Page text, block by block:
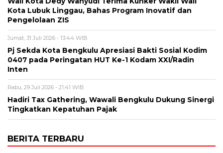
Kota Lubuk Linggau, Bahas Program Inovatif dan
Pengelolaan ZIS
Jumat, 31 Juli 2026 - 13:44 WIB
Pj Sekda Kota Bengkulu Apresiasi Bakti Sosial Kodim
0407 pada Peringatan HUT Ke-1 Kodam XXI/Radin
Inten
Rabu, 29 Juli 2026 - 21:41 WIB
Hadiri Tax Gathering, Wawali Bengkulu Dukung Sinergi
Tingkatkan Kepatuhan Pajak
BERITA TERBARU